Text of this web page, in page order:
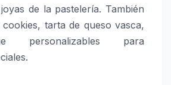
de la pastelería. También
tarta de queso vasca,
personalizables para